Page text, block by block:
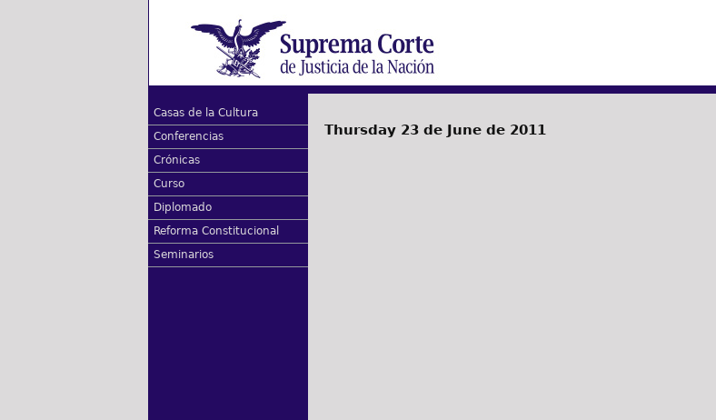
Casas de la Cultura
Conferencias
Crónicas
Curso
Diplomado
Reforma Constitucional
Seminarios
Thursday 23 de June de 2011